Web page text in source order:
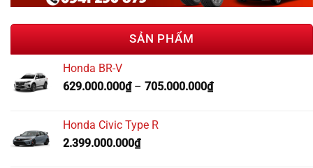
SẢN PHẨM
Honda BR-V
629.000.000₫– 705.000.000₫
Honda Civic Type R
2.399.000.000₫